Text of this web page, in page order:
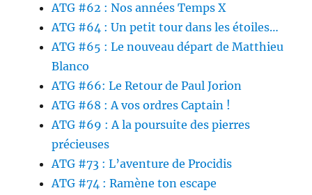
ATG #62 : Nos années Temps X
ATG #64 : Un petit tour dans les étoiles…
ATG #65 : Le nouveau départ de Matthieu
Blanco
ATG #66: Le Retour de Paul Jorion
ATG #68 : A vos ordres Captain !
ATG #69 : A la poursuite des pierres
précieuses
ATG #73 : L’aventure de Procidis
ATG #74 : Ramène ton escape